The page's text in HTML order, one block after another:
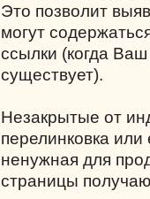
Это позволит
могут
ссылки (когда
существует).
Незакрытые от
перелинковка
ненужная для
страницы